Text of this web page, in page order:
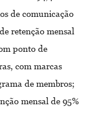
de comunicação
retenção mensal
ponto de
com marcas
de membros;
mensal de 95%